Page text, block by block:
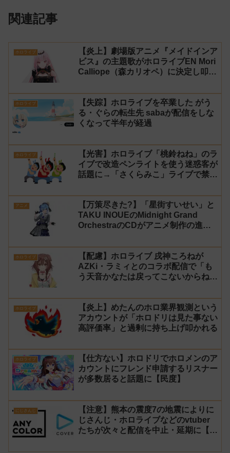
関連記事
ホロライブ
【炎上】劇場版アニメ『メイドインア
ビス』の主題歌がホロライブEN Mori
Calliope（森カリオペ）に決定し叩か
ホロライブ
【失踪】ホロライブを卒業した がう
る・ぐらの転生先 sabaが配信をしな
くなって半年が経過
ホロライブ
【光害】ホロライブ「桃鈴ねね」のラ
イブで改造ペンライトを使う迷惑客が
話題に→「さくらみこ」ライブで禁止
アニメ
【万策尽きた?】「星街すいせい」と
TAKU INOUEのMidnight Grand
OrchestraのCDがアニメ制作の進行
ホロライブ
【配慮】ホロライブ 戌神ころねが
AZKi・ラミィとのコラボ配信で「も
う天音かなたは戻ってこないからね」
ホロライブ
【炎上】めたんのホロ業界観測という
アカウントが「ホロドリは見た事ない
高評価率」と過剰に持ち上げ叩かれる
ホロライブ
【仕方ない】ホロドリでホロメンのア
カウントにフレンド申請するリスナー
が多数居ると話題に【民度】
にじさんじ
【注意】熊本の震度7の地震によりに
じさんじ・ホロライブなどのvtuber
たちが次々と配信を中止・延期に【不